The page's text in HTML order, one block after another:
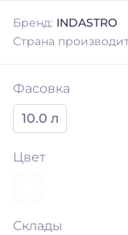
Бренд: INDASTRO
Страна
Фасовка
10.0 л
Цвет
Склады